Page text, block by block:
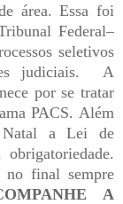
área. Essa foi
Federal–
seletivos
judiciais. A
por se tratar
PACS. Além
Natal a Lei de
no final sempre
A